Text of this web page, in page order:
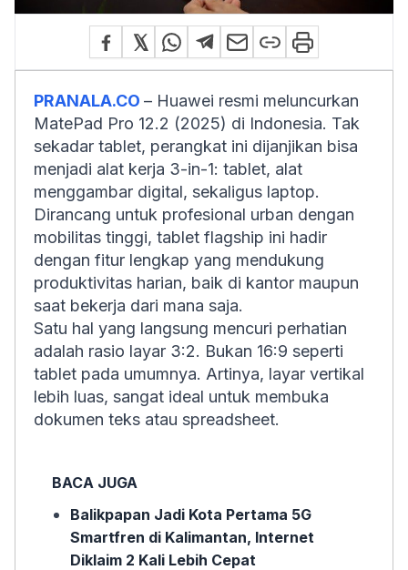
PRANALA.CO – Huawei resmi meluncurkan
MatePad Pro 12.2 (2025) di Indonesia. Tak
sekadar tablet, perangkat ini dijanjikan bisa
menjadi alat kerja 3-in-1: tablet, alat
menggambar digital, sekaligus laptop.
Dirancang untuk profesional urban dengan
mobilitas tinggi, tablet flagship ini hadir
dengan fitur lengkap yang mendukung
produktivitas harian, baik di kantor maupun
saat bekerja dari mana saja.
Satu hal yang langsung mencuri perhatian
adalah rasio layar 3:2. Bukan 16:9 seperti
tablet pada umumnya. Artinya, layar vertikal
lebih luas, sangat ideal untuk membuka
dokumen teks atau spreadsheet.
BACA JUGA
Balikpapan Jadi Kota Pertama 5G
Smartfren di Kalimantan, Internet
Diklaim 2 Kali Lebih Cepat